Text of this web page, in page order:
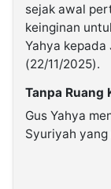
sejak awal
keinginan
Yahya
(22/11/2025).
Tanpa Ruang
Gus Yahya
Syuriyah